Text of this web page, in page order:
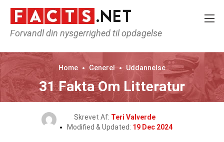
Forvandl din nysgerrighed til opdagelse
Home Generel Uddannelse
31 Fakta Om Litteratur
Skrevet Af: Teri Valverde
Modified & Updated: 19 Dec 2024